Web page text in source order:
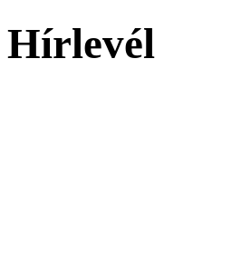
Hírlevél